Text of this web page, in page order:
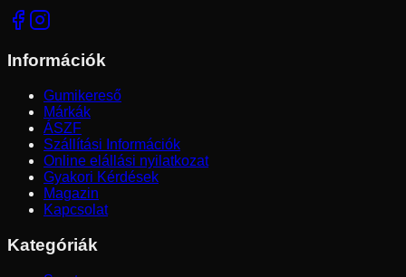
Információk
Gumikereső
Márkák
ÁSZF
Szállítási Információk
Online elállási nyilatkozat
Gyakori Kérdések
Magazin
Kapcsolat
Kategóriák